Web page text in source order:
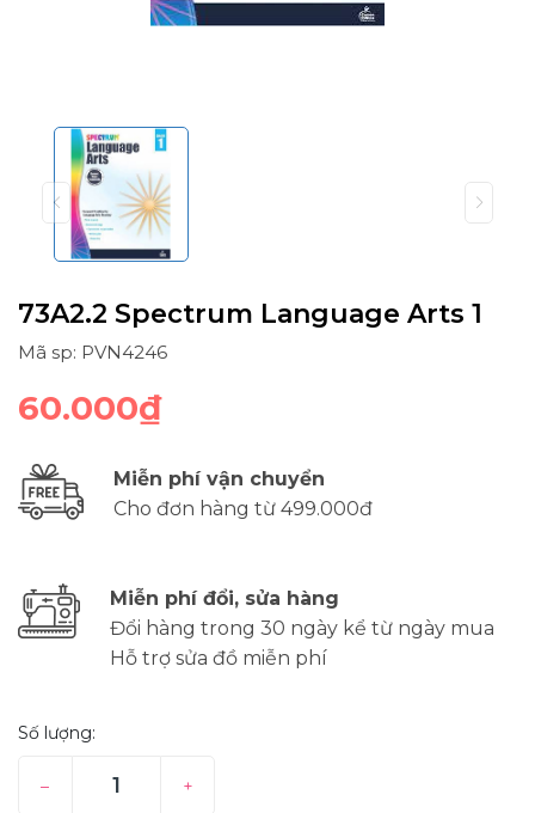
73A2.2 Spectrum Language Arts 1
Mã sp: PVN4246
60.000₫
Miễn phí vận chuyển
Cho đơn hàng từ 499.000đ
Miễn phí đổi, sửa hàng
Đổi hàng trong 30 ngày kể từ ngày mua
Hỗ trợ sửa đồ miễn phí
Số lượng:
– +